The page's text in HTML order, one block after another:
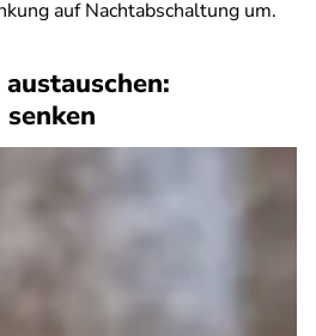
auf Nachtabschaltung um.